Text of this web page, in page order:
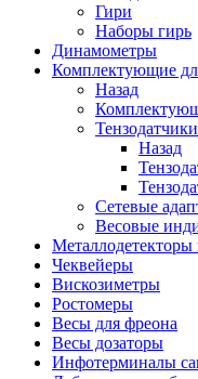
Гири
Наборы гирь
Динамометры
Комплектующие
Назад
Тензодатчики
Назад
Сетевые
Весовые
Чеквейеры
Вискозиметры
Ростомеры
Весы для фреона
Весы дозаторы
Инфотерминалы